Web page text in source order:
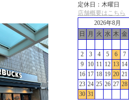
定休日：木曜日
店舗概要はこちら
2026年8月
日
月 火 水 木 金
2
3 4 5 6 7
9
10 11 12 13 14
16 17 18 19 20 21
23 24 25 26 27 28
30 31